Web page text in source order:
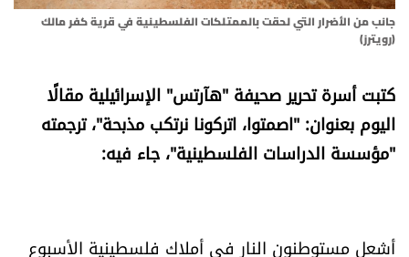
خاص الموقع
تحت المجهر
آراء
جانب من الأضرار التي لحقت بالممتلكات الفلسطينية في قرية كفر مالك
(رويترز)
كتبت أسرة تحرير صحيفة "هآرتس" الإسرائيلية مقالًا
اليوم بعنوان: "اصمتوا، اتركونا نرتكب مذبحة"، ترجمته
"مؤسسة الدراسات الفلسطينية"، جاء فيه:
أشعل مستوطنون النار في أملاك فلسطينية الأسبوع